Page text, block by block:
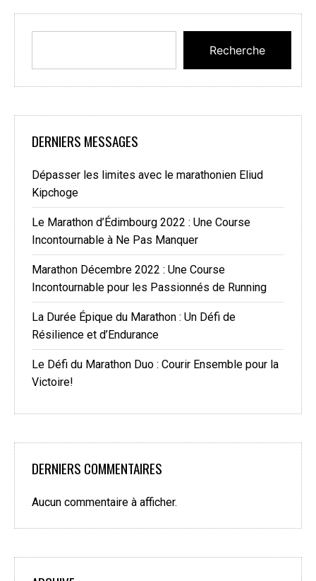
Recherche
DERNIERS MESSAGES
Dépasser les limites avec le marathonien Eliud
Kipchoge
Le Marathon d’Édimbourg 2022 : Une Course
Incontournable à Ne Pas Manquer
Marathon Décembre 2022 : Une Course
Incontournable pour les Passionnés de Running
La Durée Épique du Marathon : Un Défi de
Résilience et d’Endurance
Le Défi du Marathon Duo : Courir Ensemble pour la
Victoire!
DERNIERS COMMENTAIRES
Aucun commentaire à afficher.